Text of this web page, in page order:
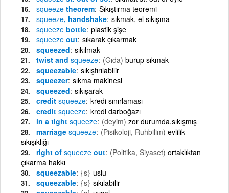
squeeze theorem Sıkıştırma teoremi
squeeze, handshake sıkmak, el sıkışma
squeeze bottle plastik şişe
squeeze out sıkarak çıkarmak
squeezed sıkılmak
twist and squeeze (Gıda) burup sıkmak
squeezable sıkıştırılabilir
squeezer sıkma makinesi
squeezed sıkışarak
credit squeeze kredi sınırlaması
credit squeeze kredi darboğazı
in a tight squeeze (deyim) zor durumda,sıkışmış
marriage squeeze (Pisikoloji, Ruhbilim) evlilik
sıkışıklığı
right of squeeze out (Politika, Siyaset) ortaklıktan
çıkarma hakkı
squeezable {s} uslu
squeezable {s} sıkılabilir